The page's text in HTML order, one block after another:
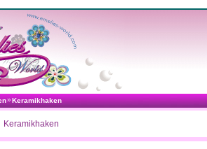
»Keramikhaken
Keramikhaken